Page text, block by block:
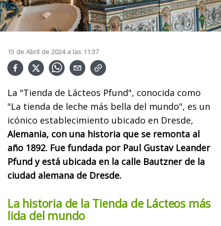
15 de Abril de 2024 a las 11:37
La "Tienda de Lácteos Pfund", conocida como
"La tienda de leche más bella del mundo", es un
icónico establecimiento ubicado en Dresde,
Alemania, con una historia que se remonta al
año 1892. Fue fundada por Paul Gustav Leander
Pfund y está ubicada en la calle Bautzner de la
ciudad alemana de Dresde.
La historia de la Tienda de Lácteos más
lida del mundo